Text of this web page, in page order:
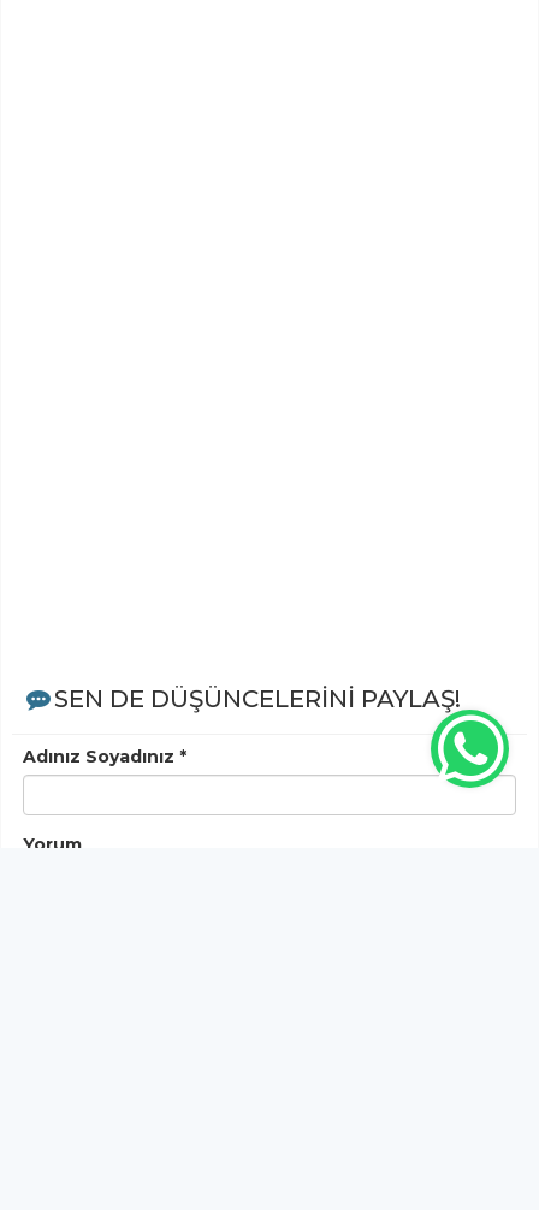
SEN DE DÜŞÜNCELERİNİ PAYLAŞ!
Adınız Soyadınız *
Yorum